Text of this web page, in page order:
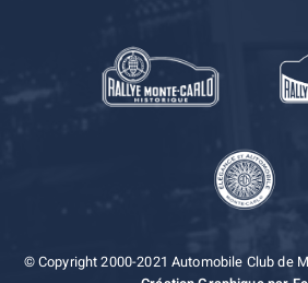
© Copyright 2000-2021 Automobile Club de